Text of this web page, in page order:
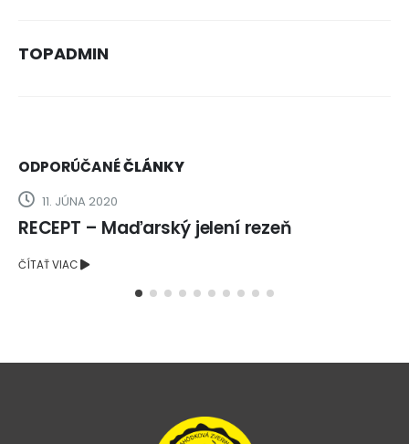
TOPADMIN
ODPORÚČANÉČLÁNKY
RECEPT – Srnčie (jelenie)
ČÍTAŤ VIAC